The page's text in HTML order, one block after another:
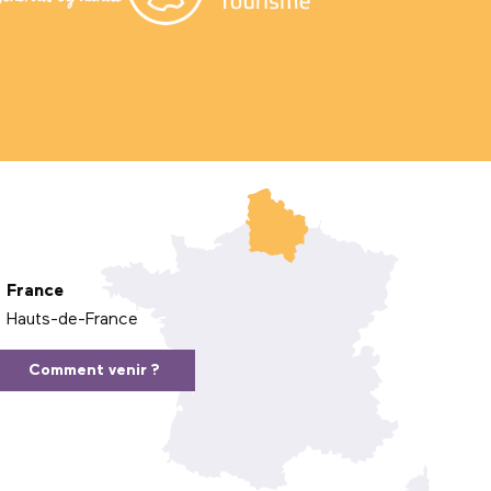
France
Hauts-de-France
Comment venir ?